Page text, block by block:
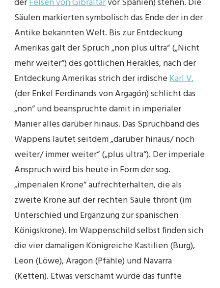
Säulen markierten symbolisch das Ende der in der
Antike bekannten Welt. Bis zur Entdeckung
Amerikas galt der Spruch „non plus ultra“ („Nicht
mehr weiter“) des göttlichen Herakles, nach der
Entdeckung Amerikas strich der irdischeKarl V.
(der Enkel Ferdinands von Argagón) schlicht das
„non“ und beanspruchte damit in imperialer
Manier alles darüber hinaus. Das Spruchband des
Wappens lautet seitdem „darüber hinaus/ noch
weiter/ immer weiter“ („plus ultra“). Der imperiale
Anspruch wird bis heute in Form der sog.
„imperialen Krone“ aufrechterhalten, die als
zweite Krone auf der rechten Säule thront (im
Unterschied und Ergänzung zur spanischen
Königskrone). Im Wappenschild selbst finden sich
die vier damaligen Königreiche Kastilien (Burg),
Leon (Löwe), Aragon (Pfähle) und Navarra
(Ketten). Etwas verschämt wurde das fünfte